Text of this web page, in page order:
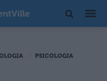
PSICOLOGIA